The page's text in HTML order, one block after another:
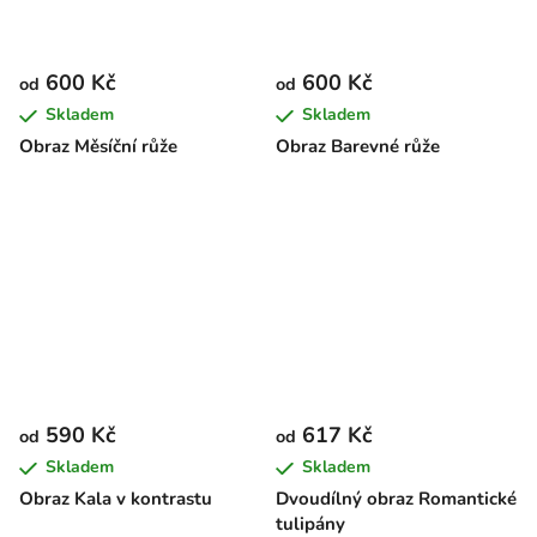
Obraz Měsíční růže
od 600 Kč
Skladem
Obraz Barevné růže
od 600 Kč
Skladem
Obraz Kala v kontrastu
od 590 Kč
Skladem
Dvoudílný obraz Romantické
tulipány
od 617 Kč
Skladem